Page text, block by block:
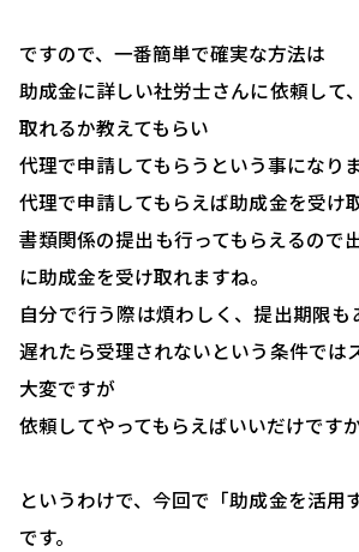
就業規則について
採用コンサルティング
人事評価制度について
確定拠出型年金について
社会保険・給与計算について
労務システム管理について
お客様の声
お問い合わせ・相談予約
ですので、一番簡単で確実な方法は
助成金に詳しい社労士さんに依頼して
取れるか教えてもらい
代理で申請してもらうという事になりま
代理で申請してもらえば助成金を受け
書類関係の提出も行ってもらえるので
に助成金を受け取れますね。
自分で行う際は煩わしく、提出期限
遅れたら受理されないという条件では
大変ですが
依頼してやってもらえばいいだけですか
というわけで、今回で「助成金を活用
です。